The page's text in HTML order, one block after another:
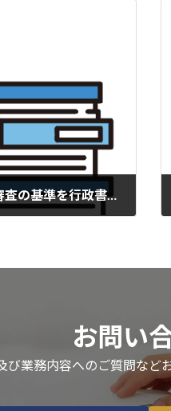
CAD経験だけでも技人国ビザを申請できるか｜審査の基準を行政書士が解説
お問い
び業務内容へのご質問など